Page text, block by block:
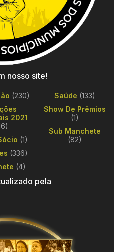
nosso site!
(230)
2021
(1)
(336)
(4)
Saúde (133)
Show De Prêmios
(1)
Sub Manchete
(82)
pela